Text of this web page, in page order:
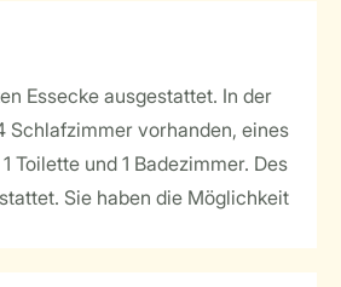
Essecke ausgestattet. In der
Schlafzimmer vorhanden, eines
und 1 Badezimmer. Des
Sie haben die Möglichkeit